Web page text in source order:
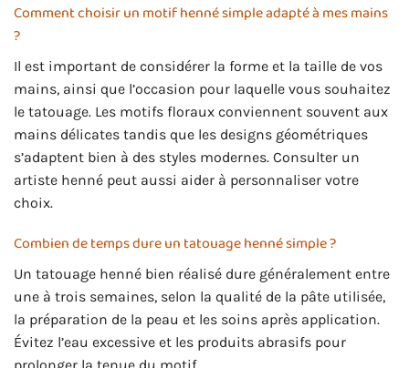
Comment choisir un motif henné simple adapté à mes mains
?
Il est important de considérer la forme et la taille de vos
mains, ainsi que l’occasion pour laquelle vous souhaitez
le tatouage. Les motifs floraux conviennent souvent aux
mains délicates tandis que les designs géométriques
s’adaptent bien à des styles modernes. Consulter un
artiste henné peut aussi aider à personnaliser votre
choix.
Combien de temps dure un tatouage henné simple ?
Un tatouage henné bien réalisé dure généralement entre
une à trois semaines, selon la qualité de la pâte utilisée,
la préparation de la peau et les soins après application.
Évitez l’eau excessive et les produits abrasifs pour